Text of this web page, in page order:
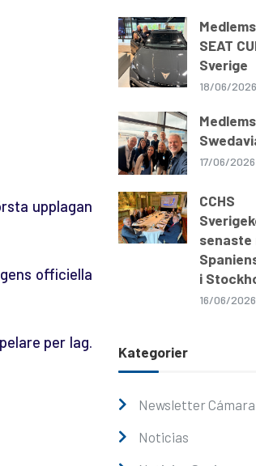
upplagan
officiella
per lag.
SEAT
Sverige
18/06/2026
17/06/2026
CCHS
senaste
i
16/06/2026
Kategorier
Newsletter Cámara
Noticias